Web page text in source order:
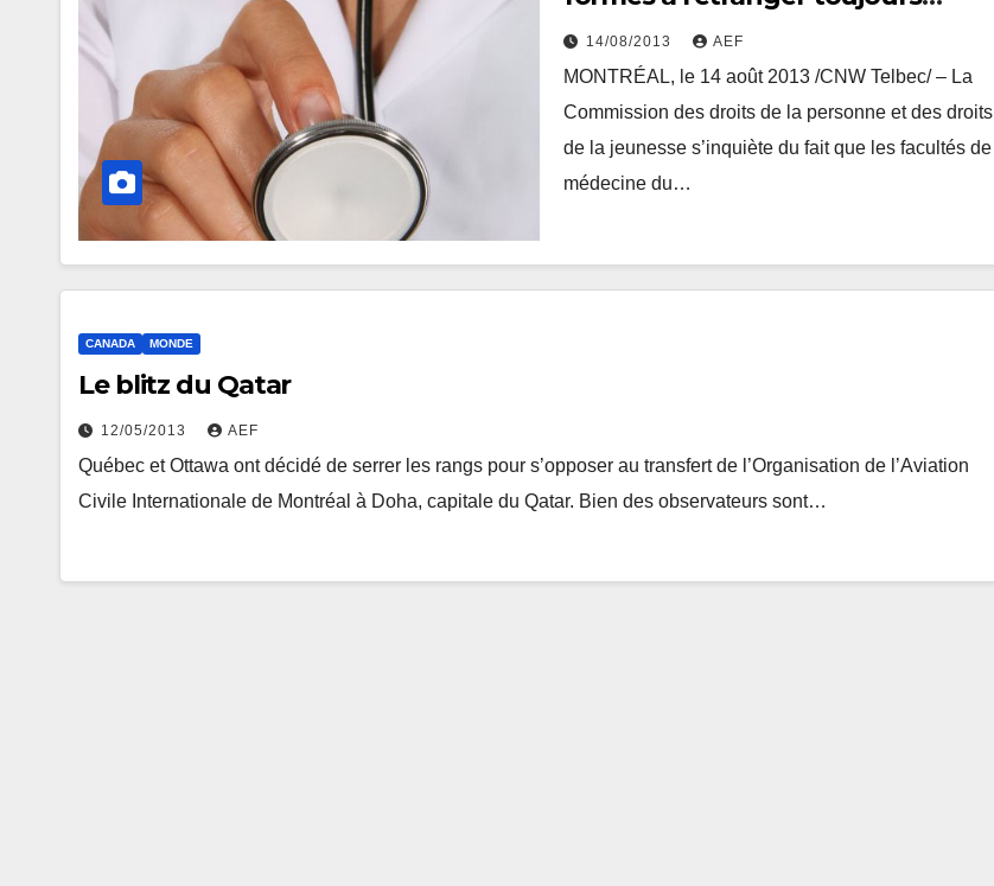
victimes de discrimination
14/08/2013 AEF
MONTRÉAL, le 14 août 2013 /CNW Telbec/ – La
Commission des droits de la personne et des droits
de la jeunesse s’inquiète du fait que les facultés de
médecine du…
CANADA MONDE
Le blitz du Qatar
12/05/2013 AEF
Québec et Ottawa ont décidé de serrer les rangs pour s’opposer au transfert de l’Organisation de l’Aviation
Civile Internationale de Montréal à Doha, capitale du Qatar. Bien des observateurs sont…